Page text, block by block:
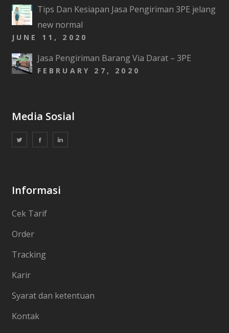
Tips Dan Kesiapan Jasa Pengiriman 3PE jelang
new normal
JUNE 11, 2020
Jasa Pengiriman Barang Via Darat – 3PE
FEBRUARY 27, 2020
Media Sosial
Informasi
Cek Tarif
Order
Tracking
Karir
Syarat dan ketentuan
Kontak